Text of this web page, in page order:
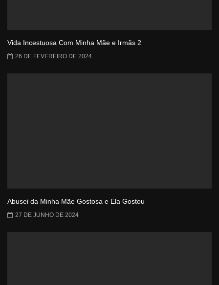
Vida Incestuosa Com Minha Mãe e Irmãs 2
26 DE FEVEREIRO DE 2024
Abusei da Minha Mãe Gostosa e Ela Gostou
27 DE JUNHO DE 2024